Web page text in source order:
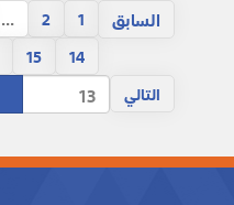
السابق 1
2
...
14
15
التالي